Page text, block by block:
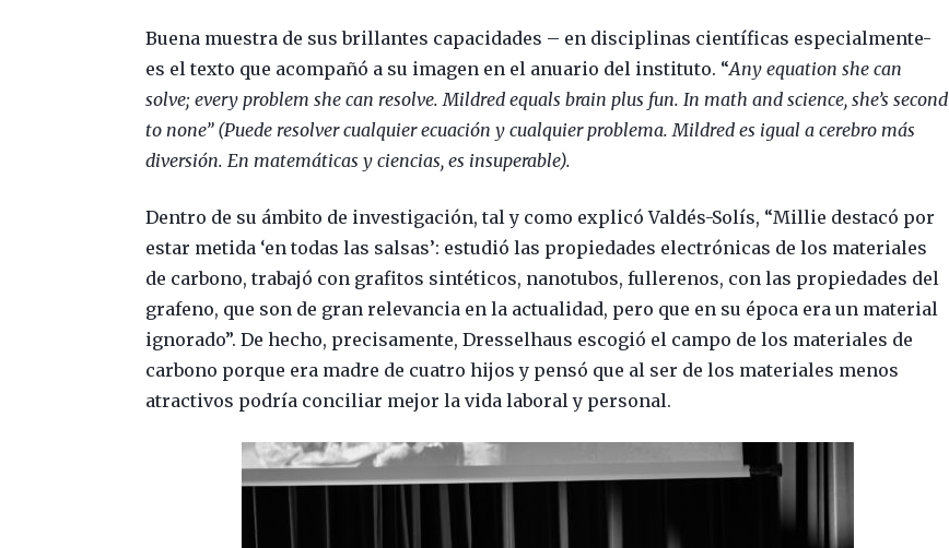
Buena muestra de sus brillantes capacidades – en disciplinas científicas especialmente-
es el texto que acompañó a su imagen en el anuario del instituto. “Any equation she can
solve; every problem she can resolve. Mildred equals brain plus fun. In math and science, she’s second
to none” (Puede resolver cualquier ecuación y cualquier problema. Mildred es igual a cerebro más
diversión. En matemáticas y ciencias, es insuperable).
Dentro de su ámbito de investigación, tal y como explicó Valdés-Solís, “Millie destacó por
estar metida ‘en todas las salsas’: estudió las propiedades electrónicas de los materiales
de carbono, trabajó con grafitos sintéticos, nanotubos, fullerenos, con las propiedades del
grafeno, que son de gran relevancia en la actualidad, pero que en su época era un material
ignorado”. De hecho, precisamente, Dresselhaus escogió el campo de los materiales de
carbono porque era madre de cuatro hijos y pensó que al ser de los materiales menos
atractivos podría conciliar mejor la vida laboral y personal.